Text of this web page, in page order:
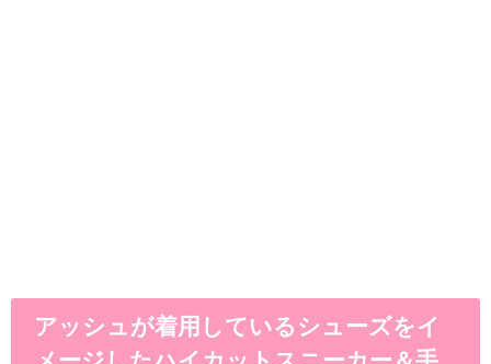
アッシュが着用しているシューズをイ